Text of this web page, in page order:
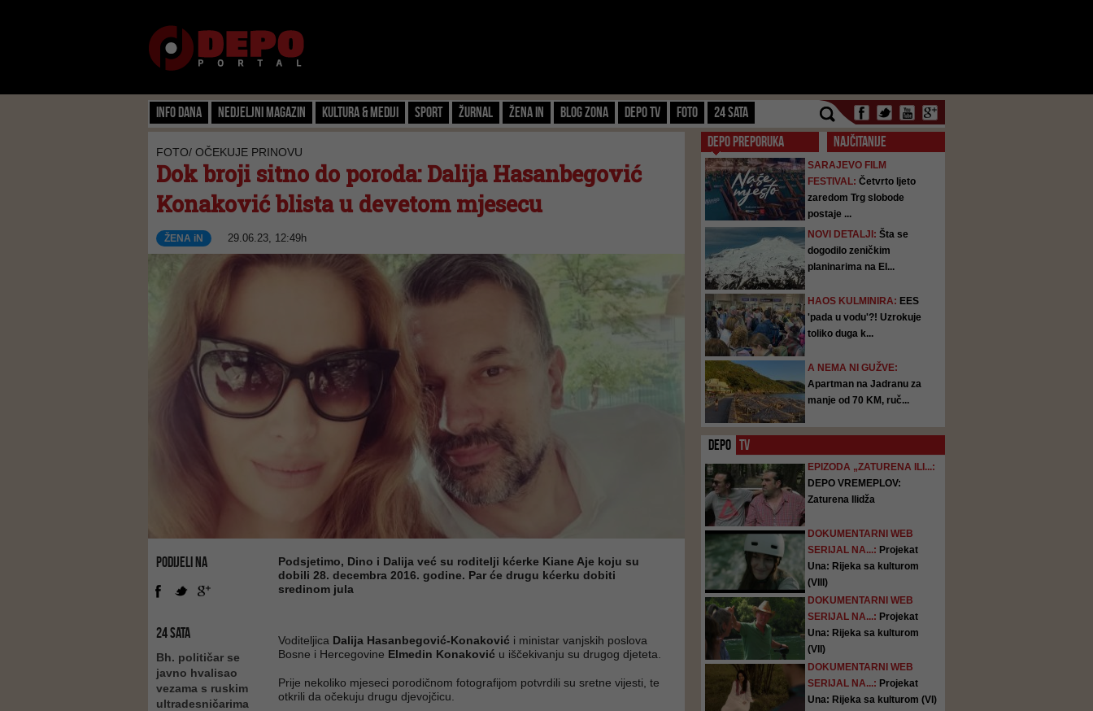
Info dana Nedjeljni magazin Kultura & Mediji Sport Žurnal Žena IN Blog zona Depo TV FOTO 24 SATA
FOTO/ OČEKUJE PRINOVU
Dok broji sitno do poroda: Dalija Hasanbegović
Konaković blista u devetom mjesecu
ŽENA iN 29.06.23, 12:49h
PODIJELI NA
24 SATA
Bh. političar se
javno hvalisao
vezama s ruskim
ultradesničarima
Podsjetimo, Dino i Dalija već su roditelji kćerke Kiane Aje koju su
dobili 28. decembra 2016. godine. Par će drugu kćerku dobiti
sredinom jula
Voditeljica Dalija Hasanbegović-Konaković i ministar vanjskih poslova
Bosne i Hercegovine Elmedin Konaković u iščekivanju su drugog djeteta.
Prije nekoliko mjeseci porodičnom fotografijom potvrdili su sretne vijesti, te
otkrili da očekuju drugu djevojčicu.
DEPO PREPORUKA NAJČITANIJE
SARAJEVO FILM
FESTIVAL: Četvrto ljeto
zaredom Trg slobode
postaje ...
NOVI DETALJI: Šta se
dogodilo zeničkim
planinarima na El...
HAOS KULMINIRA: EES
'pada u vodu'?! Uzrokuje
toliko duga k...
A NEMA NI GUŽVE:
Apartman na Jadranu za
manje od 70 KM, ruč...
DEPO TV
EPIZODA „ZATURENA ILI...:
DEPO VREMEPLOV:
Zaturena Ilidža
DOKUMENTARNI WEB
SERIJAL NA...: Projekat
Una: Rijeka sa kulturom
(VIII)
DOKUMENTARNI WEB
SERIJAL NA...: Projekat
Una: Rijeka sa kulturom
(VII)
DOKUMENTARNI WEB
SERIJAL NA...: Projekat
Una: Rijeka sa kulturom (VI)